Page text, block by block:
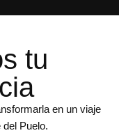
tu
en un viaje
del Puelo.